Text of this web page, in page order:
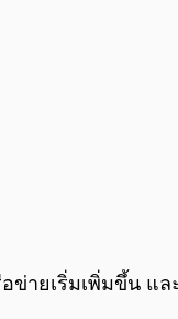
อข่ายเริ่มเพิ่มขึ้น